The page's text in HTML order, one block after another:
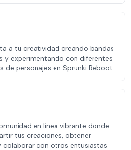
a tu creatividad creando bandas
y experimentando con diferentes
de personajes en Sprunki Reboot.
en línea vibrante donde
tus creaciones, obtener
colaborar con otros entusiastas